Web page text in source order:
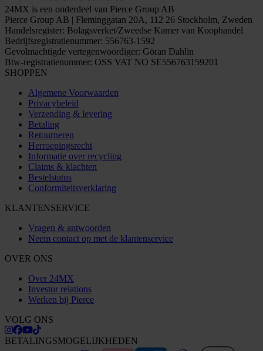
24MX is een onderdeel van Pierce Group AB
Pierce Group AB | Fleminggatan 20A, 112 26 Stockholm, Zweden
Handelsregister: Bolagsverket/Zweedse Kamer van Koophandel
Bedrijfsregistratienummer: 556763-1592
Gevolmachtigde vertegenwoordiger: Göran Dahlin
Btw-registratienummer: OSS VAT NO SE556763159201
SHOPPEN
Algemene Voorwaarden
Privacybeleid
Verzending & levering
Betaling
Retourneren
Herroepingsrecht
Informatie over recycling
Claims & klachten
Bestelstatus
Conformiteitsverklaring
KLANTENSERVICE
Vragen & antwoorden
Neem contact op met de klantenservice
OVER ONS
Over 24MX
Investor relations
Werken bij Pierce
VOLG ONS
BETALINGSMOGELIJKHEDEN